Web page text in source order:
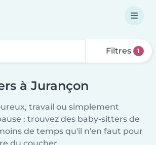
Filtres 1
à Jurançon
travail ou simplement
: trouvez des baby-sitters de
de temps qu'il n'en faut pour